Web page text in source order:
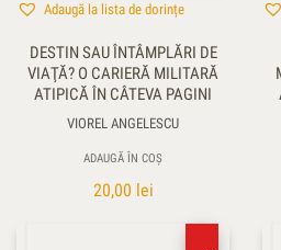
Adaugă la lista de dorințe
DESTIN SAU ÎNTÂMPLĂRI DE
VIAŢĂ? O CARIERĂ MILITARĂ
ATIPICĂ ÎN CÂTEVA PAGINI
VIOREL ANGELESCU
ADAUGĂ ÎN COȘ
20,00 lei